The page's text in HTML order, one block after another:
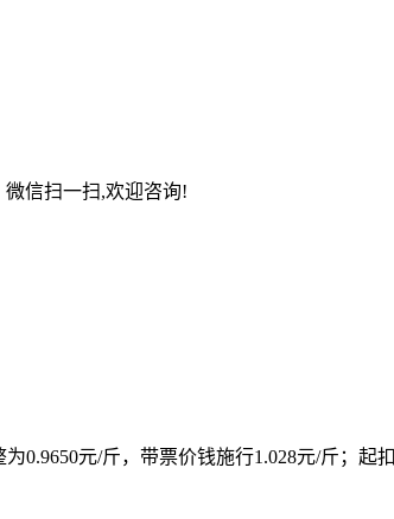
微信扫一扫,欢迎咨询!
元/斤，带票价钱施行1.028元/斤；起